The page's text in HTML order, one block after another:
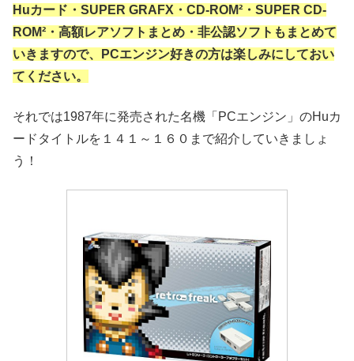
Huカード・SUPER GRAFX・CD-ROM²・SUPER CD-
ROM²・高額レアソフトまとめ・非公認ソフトもまとめて
いきますので、PCエンジン好きの方は楽しみにしておい
てください。
それでは1987年に発売された名機「PCエンジン」のHuカ
ードタイトルを１４１～１６０まで紹介していきましょ
う！